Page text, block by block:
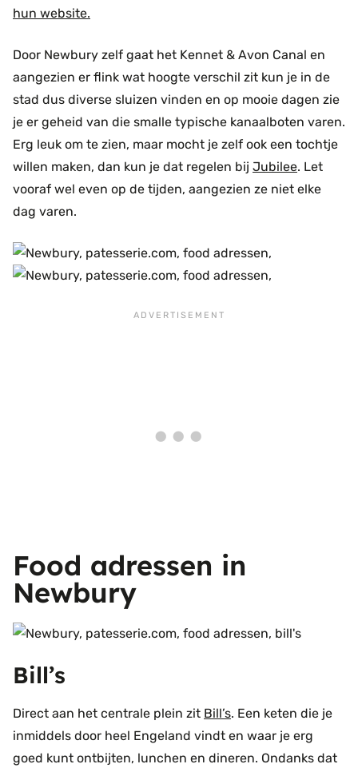
hun website.
Door Newbury zelf gaat het Kennet & Avon Canal en
aangezien er flink wat hoogte verschil zit kun je in de
stad dus diverse sluizen vinden en op mooie dagen zie
je er geheid van die smalle typische kanaalboten varen.
Erg leuk om te zien, maar mocht je zelf ook een tochtje
willen maken, dan kun je dat regelen bij Jubilee. Let
vooraf wel even op de tijden, aangezien ze niet elke
dag varen.
Food adressen in
Newbury
Bill’s
Direct aan het centrale plein zit Bill’s. Een keten die je
inmiddels door heel Engeland vindt en waar je erg
goed kunt ontbijten, lunchen en dineren. Ondanks dat